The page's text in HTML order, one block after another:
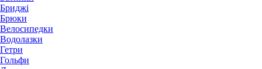
Бриджі
Брюки
Велосипедки
Водолазки
Гетри
Гольфи